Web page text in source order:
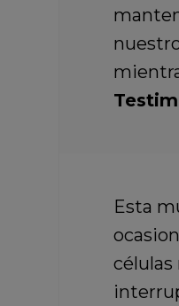
Esta
células